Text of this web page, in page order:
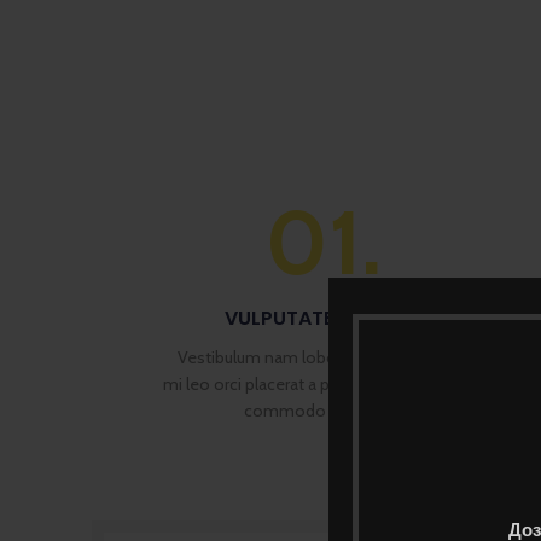
01.
VULPUTATE A PORTA
Vestibulum nam lobortis scelerisque eu
mi leo orci placerat a parturient congue non
commodo felis in dui